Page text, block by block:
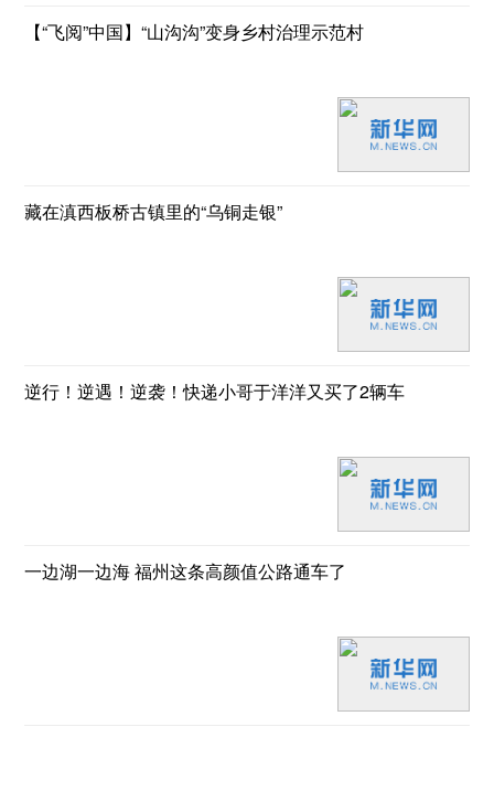
【“飞阅”中国】“山沟沟”变身乡村治理示范村
藏在滇西板桥古镇里的“乌铜走银”
逆行！逆遇！逆袭！快递小哥于洋洋又买了2辆车
一边湖一边海 福州这条高颜值公路通车了